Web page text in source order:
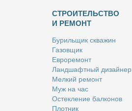
СТРОИТЕЛЬСТВО
И РЕМОНТ
Бу­риль­щик сква­жин
Га­зов­щик
Ев­ро­ре­монт
Ланд­шафт­ный ди­зай­нер
Мел­кий ре­монт
Муж на час
Остек­ле­ние бал­ко­нов
Плот­ник